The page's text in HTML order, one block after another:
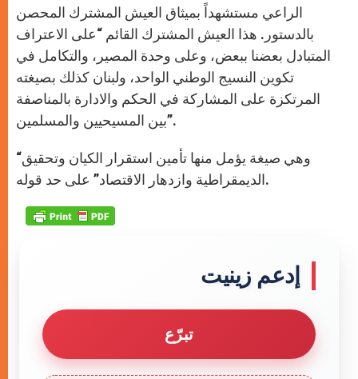
الراعي مستشهداً بميثاق العيش المشترك المحصن
بالدستور. هذا العيش المشترك القائم “على الاعتراف
المتبادل بعضنا ببعض، وعلى وحدة المصير، والتكامل في
تكوين النسيج الوطني الواحد، ولبنان كذلك بصيغته
المرتكزة على المشاركة في الحكم والادارة بالمناصفة
بين المسيحيين والمسلمين”.
“وهي صيغة يؤمل منها تأمين استقرار الكيان وتحقيق
الديمقراطية وازدهار الاقتصاد” على حد قوله.
إدعم زينيت
تبرّع